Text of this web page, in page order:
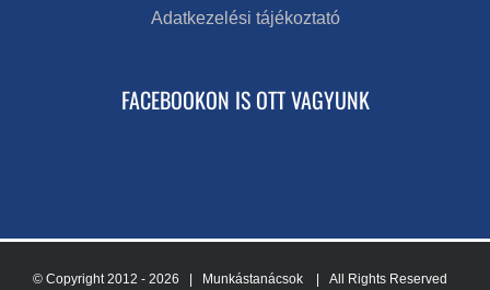
Adatkezelési tájékoztató
FACEBOOKON IS OTT VAGYUNK
© Copyright 2012 - 2026 | Munkástanácsok | All Rights Reserved